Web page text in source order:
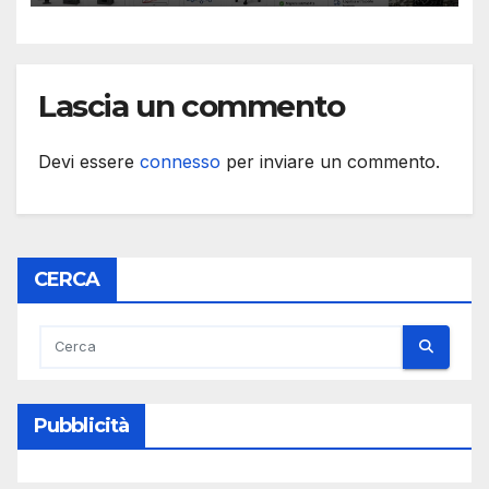
Lascia un commento
Devi essere connesso per inviare un commento.
CERCA
Pubblicità